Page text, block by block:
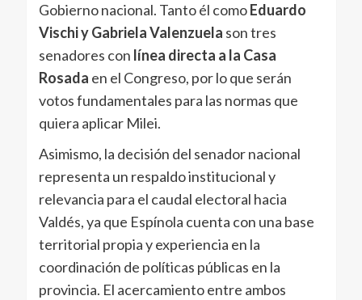
Gobierno nacional. Tanto él comoEduardo
Vischi y Gabriela Valenzuela son tres
senadores con línea directa a la Casa
Rosada en el Congreso, por lo que serán
votos fundamentales para las normas que
quiera aplicar Milei.
Asimismo, la decisión del senador nacional
representa un respaldo institucional y
relevancia para el caudal electoral hacia
Valdés, ya que Espínola cuenta con una base
territorial propia y experiencia en la
coordinación de políticas públicas en la
provincia. El acercamiento entre ambos